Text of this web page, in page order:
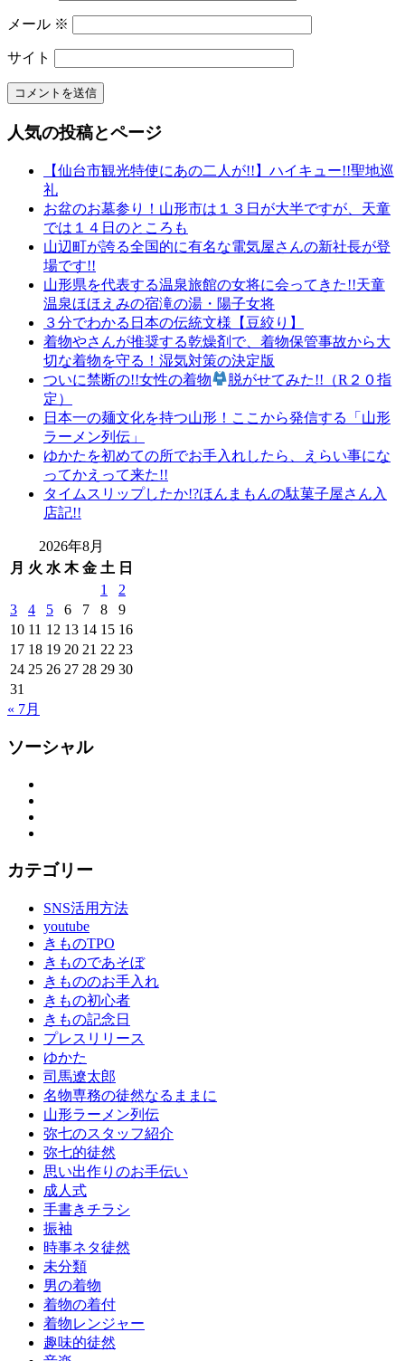
メール ※
サイト
人気の投稿とページ
【仙台市観光特使にあの二人が!!】ハイキュー!!聖地巡
礼
お盆のお墓参り！山形市は１３日が大半ですが、天童
では１４日のところも
山辺町が誇る全国的に有名な電気屋さんの新社長が登
場です!!
山形県を代表する温泉旅館の女将に会ってきた!!天童
温泉ほほえみの宿滝の湯・陽子女将
３分でわかる日本の伝統文様【豆絞り】
着物やさんが推奨する乾燥剤で、着物保管事故から大
切な着物を守る！湿気対策の決定版
ついに禁断の!!女性の着物
脱がせてみた!!（R２０指
定）
日本一の麺文化を持つ山形！ここから発信する「山形
ラーメン列伝」
ゆかたを初めての所でお手入れしたら、えらい事にな
ってかえって来た!!
タイムスリップしたか!?ほんまもんの駄菓子屋さん入
店記!!
2026年8月
月 火 水 木 金 土 日
1
2
3
4 5 6 7 8
9
10 11 12 13 14 15 16
17 18 19 20 21 22 23
24 25 26 27 28 29 30
31
« 7月
ソーシャル
カテゴリー
SNS活用方法
youtube
きものTPO
きものであそぼ
きもののお手入れ
きもの初心者
きもの記念日
プレスリリース
ゆかた
司馬遼太郎
名物専務の徒然なるままに
山形ラーメン列伝
弥七のスタッフ紹介
弥七的徒然
思い出作りのお手伝い
成人式
手書きチラシ
振袖
時事ネタ徒然
未分類
男の着物
着物の着付
着物レンジャー
趣味的徒然